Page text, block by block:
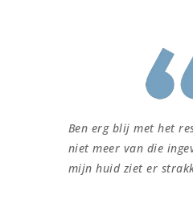
Ben erg blij met het
niet meer van die
mijn huid ziet er